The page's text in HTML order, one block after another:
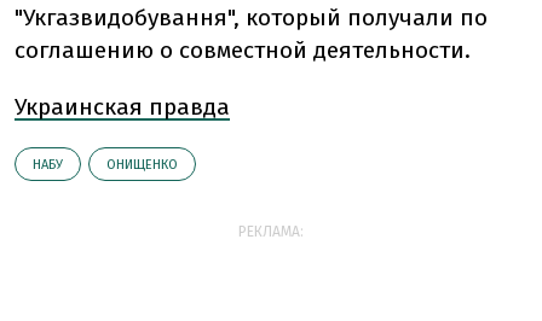
"Укгазвидобування", который получали по
соглашению о совместной деятельности.
Украинская правда
НАБУ ОНИЩЕНКО
РЕКЛАМА: